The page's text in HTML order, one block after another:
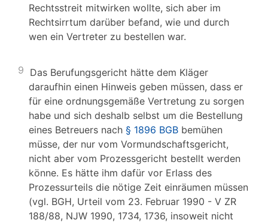
Rechtsstreit mitwirken wollte, sich aber im
Rechtsirrtum darüber befand, wie und durch
wen ein Vertreter zu bestellen war.
9 Das Berufungsgericht hätte dem Kläger
daraufhin einen Hinweis geben müssen, dass er
für eine ordnungsgemäße Vertretung zu sorgen
habe und sich deshalb selbst um die Bestellung
eines Betreuers nach § 1896 BGB bemühen
müsse, der nur vom Vormundschaftsgericht,
nicht aber vom Prozessgericht bestellt werden
könne. Es hätte ihm dafür vor Erlass des
Prozessurteils die nötige Zeit einräumen müssen
(vgl. BGH, Urteil vom 23. Februar 1990 - V ZR
188/88, NJW 1990, 1734, 1736, insoweit nicht